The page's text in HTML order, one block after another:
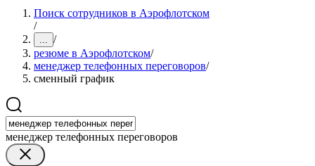
Поиск сотрудников в Аэрофлотском
/
... /
резюме в Аэрофлотском/
менеджер телефонных переговоров/
сменный график
менеджер телефонных переговоров